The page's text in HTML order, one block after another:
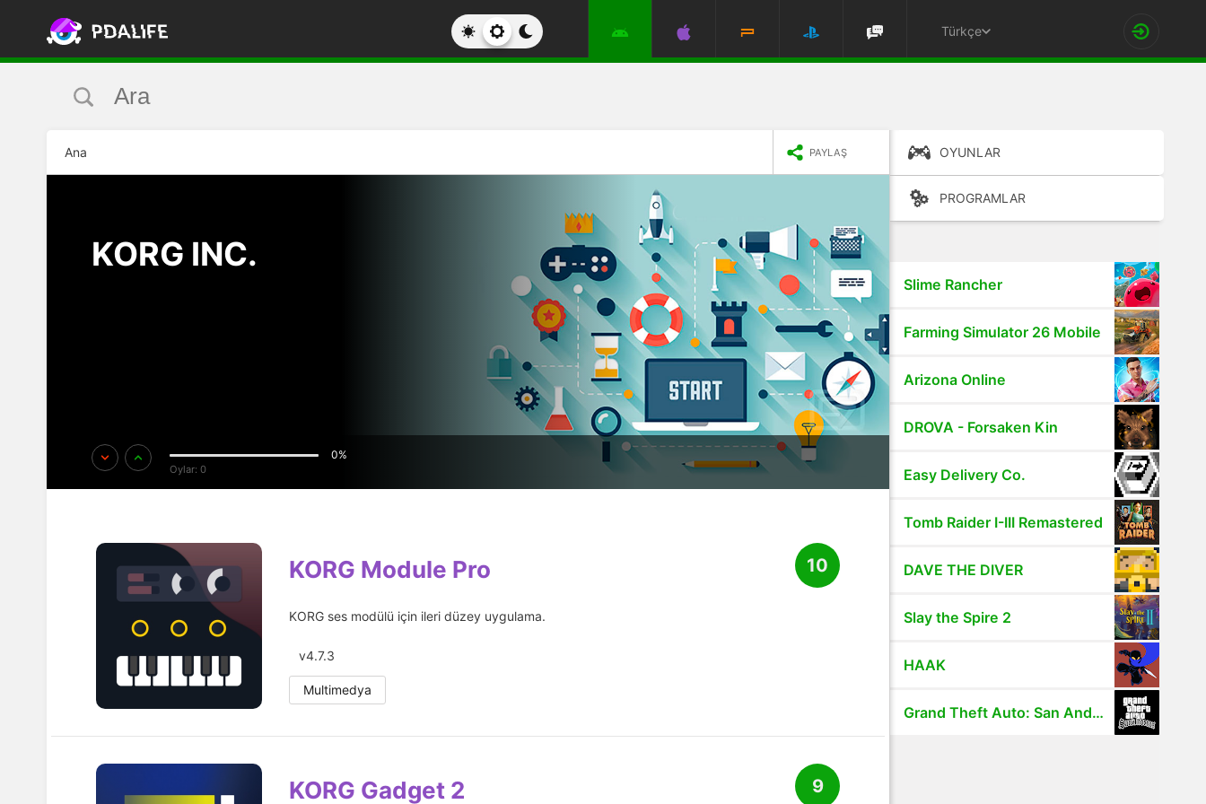
Türkçe
Ana PAYLAŞ
KORG INC.
0%
Oylar: 0
10
KORG Module Pro
KORG ses modülü için ileri düzey uygulama.
v4.7.3
Multimedya
9
KORG Gadget 2
OYUNLAR
PROGRAMLAR
Slime Rancher
Farming Simulator 26 Mobile
Arizona Online
DROVA - Forsaken Kin
Easy Delivery Co.
Tomb Raider I-III Remastered
DAVE THE DIVER
Slay the Spire 2
HAAK
Grand Theft Auto: San Andreas